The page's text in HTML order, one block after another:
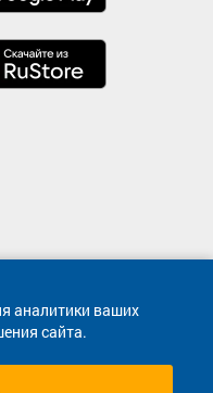
аналитики ваших
сайта.